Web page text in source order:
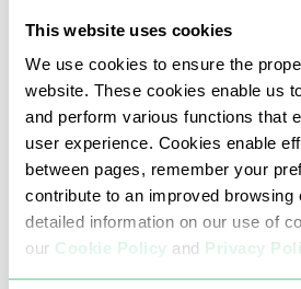
This website uses cookies
We use cookies to ensure the
website. These cookies enable us
and perform various functions that
user experience. Cookies enable
between pages, remember your
contribute to an improved browsing
detailed information on our use of
our Cookie Policy and Privacy
Herkunftseinschränkungen
Seller gesendeten IPs können Sie
und jederzeit spielen. So wird
Informationen und Standortdaten
Stabile und anonyme
Lineage 2